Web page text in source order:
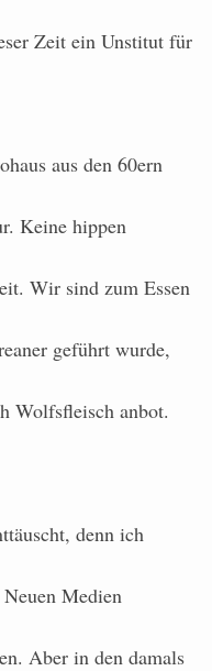
Zeit ein Unstitut für
aus den 60ern
Keine hippen
Wir sind zum Essen
geführt wurde,
Wolfsfleisch anbot.
denn ich
Medien
Aber in den damals